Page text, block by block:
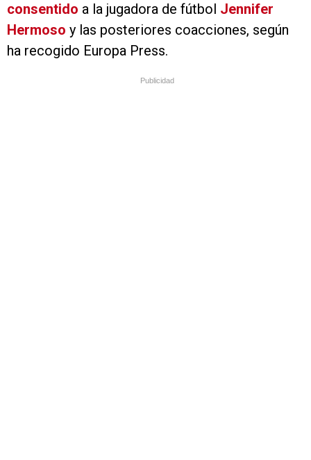
consentido a la jugadora de fútbol Jennifer
Hermoso y las posteriores coacciones, según
ha recogido Europa Press.
Publicidad